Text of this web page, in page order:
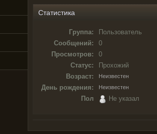
Статистика
Группа:
Пользователь
Сообщений:
0
Просмотров:
0
Статус:
Прохожий
Возраст:
Неизвестен
День рождения: Неизвестен
Пол Не указал